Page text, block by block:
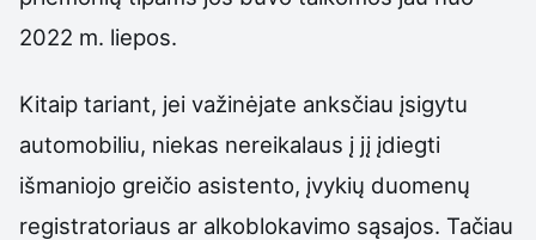
2022 m. liepos.
Kitaip tariant, jei važinėjate anksčiau įsigytu
automobiliu, niekas nereikalaus į jį įdiegti
išmaniojo greičio asistento, įvykių duomenų
registratoriaus ar alkoblokavimo sąsajos. Tačiau